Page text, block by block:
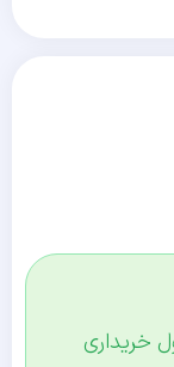
خریداری